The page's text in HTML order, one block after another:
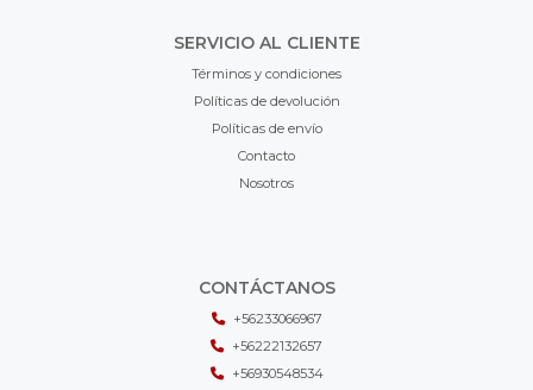
SERVICIO AL CLIENTE
Términos y condiciones
Políticas de devolución
Políticas de envío
Contacto
Nosotros
CONTÁCTANOS
+56233066967
+56222132657
+56930548534